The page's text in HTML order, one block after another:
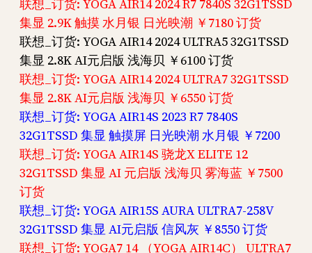
联想_订货: YOGA AIR14 2024 R7 7840S 32G1TSSD
集显 2.9K 触摸 水月银 日光映潮 ￥7180 订货
联想_订货: YOGA AIR14 2024 ULTRA5 32G1TSSD
集显 2.8K AI元启版 浅海贝 ￥6100 订货
联想_订货: YOGA AIR14 2024 ULTRA7 32G1TSSD
集显 2.8K AI元启版 浅海贝 ￥6550 订货
联想_订货: YOGA AIR14S 2023 R7 7840S
32G1TSSD 集显 触摸屏 日光映潮 水月银 ￥7200
联想_订货: YOGA AIR14S 骁龙X ELITE 12
32G1TSSD 集显 AI 元启版 浅海贝 雾海蓝 ￥7500
订货
联想_订货: YOGA AIR15S AURA ULTRA7-258V
32G1TSSD 集显 AI元启版 信风灰 ￥8550 订货
联想_订货: YOGA7 14 （YOGA AIR14C） ULTRA7